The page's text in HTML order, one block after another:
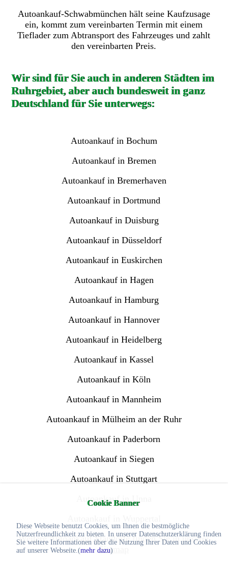
Cookie Banner
Diese Webseite benutzt Cookies, um Ihnen die bestmögliche
Nutzerfreundlichkeit zu bieten. In unserer Datenschutzerklärung finden
Sie weitere Informationen über die Nutzung Ihrer Daten und Cookies
auf unserer Webseite.(mehr dazu)
Autoankauf-Schwabmünchen hält seine Kaufzusage
ein, kommt zum vereinbarten Termin mit einem
Tieflader zum Abtransport des Fahrzeuges und zahlt
den vereinbarten Preis.
Wir sind für Sie auch in anderen Städten im
Ruhrgebiet, aber auch bundesweit in ganz
Deutschland für Sie unterwegs:
Autoankauf in Bochum
Autoankauf in Bremen
Autoankauf in Bremerhaven
Autoankauf in Dortmund
Autoankauf in Duisburg
Autoankauf in Düsseldorf
Autoankauf in Euskirchen
Autoankauf in Hagen
Autoankauf in Hamburg
Autoankauf in Hannover
Autoankauf in Heidelberg
Autoankauf in Kassel
Autoankauf in Köln
Autoankauf in Mannheim
Autoankauf in Mülheim an der Ruhr
Autoankauf in Paderborn
Autoankauf in Siegen
Autoankauf in Stuttgart
Autoankauf in Unna
Weitere Autoankauf Standorte finden Sie in unserer
Sitemap